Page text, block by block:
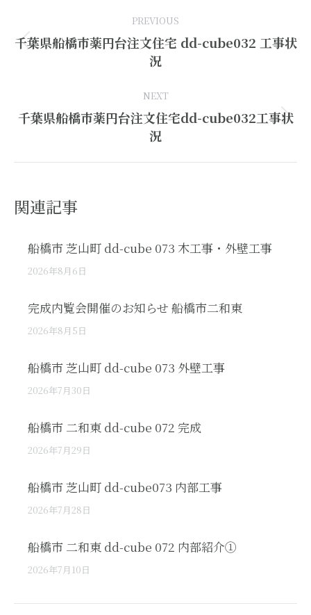
PREVIOUS
Previous
post:
千葉県船橋市薬円台注文住宅 dd-cube032 工事状
況
NEXT
Next
post:
千葉県船橋市薬円台注文住宅dd-cube032工事状
況
関連記事
船橋市 芝山町 dd-cube 073 木工事・外壁工事
2026年8月6日
完成内覧会開催のお知らせ 船橋市二和東
2026年8月5日
船橋市 芝山町 dd-cube 073 外壁工事
2026年7月30日
船橋市 二和東 dd-cube 072 完成
2026年7月29日
船橋市 芝山町 dd-cube073 内部工事
2026年7月28日
船橋市 二和東 dd-cube 072 内部紹介①
2026年7月10日